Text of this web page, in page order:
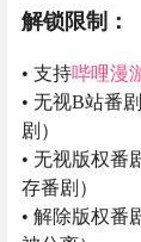
解锁限制：
• 支持哔哩漫
• 无视B站番
剧）
• 无视版权番
存番剧）
• 解除版权番